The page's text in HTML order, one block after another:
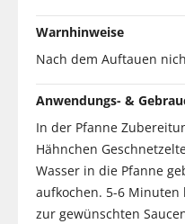
Warnhinweise
Nach dem Auftauen
Anwendungs- &
In der Pfanne
Hähnchen
Wasser in die Pfanne
aufkochen. 5-6
zur gewünschten